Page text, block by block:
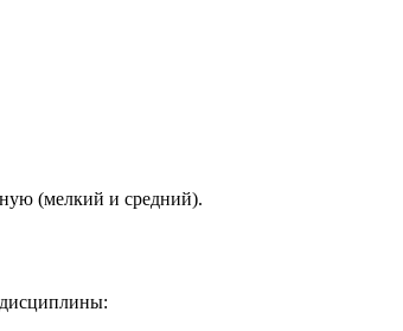
(мелкий и средний).